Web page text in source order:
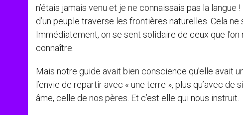
n’étais jamais venu et je ne connaissais pas la langue
d’un peuple traverse les frontières naturelles. Cela ne
Immédiatement, on se sent solidaire de ceux que
connaître.
Mais notre guide avait bien conscience qu’elle avait
l’envie de repartir avec « une terre », plus qu’avec
âme, celle de nos pères. Et c’est elle qui nous instruit.